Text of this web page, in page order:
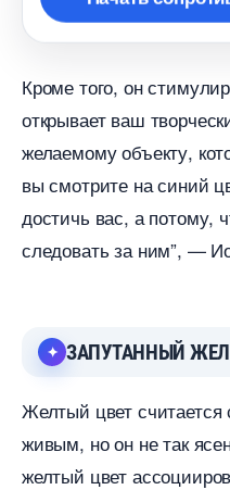
Кроме того, он
открывает ваш
желаемому объекту,
ы смотрите на синий
достичь вас, а потому,
следовать за ним”, —
ЗАПУТАННЫЙ
Желтый цвет
живым, но он не так
желтый цвет